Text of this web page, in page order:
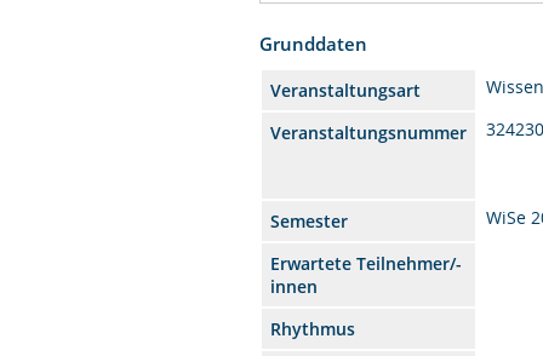
Grunddaten
Veranstaltungsart
Veranstaltungsnummer
Semester
WiSe
Erwartete Teilnehmer/-
innen
Rhythmus